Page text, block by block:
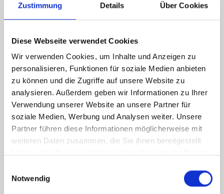
Zustimmung Details Über Cookies
Diese Webseite verwendet Cookies
Wir verwenden Cookies, um Inhalte und Anzeigen zu
personalisieren, Funktionen für soziale Medien anbieten
zu können und die Zugriffe auf unsere Website zu
analysieren. Außerdem geben wir Informationen zu Ihrer
Verwendung unserer Website an unsere Partner für
soziale Medien, Werbung und Analysen weiter. Unsere
Partner führen diese Informationen möglicherweise mit
weiteren Daten zusammen, die Sie ihnen bereitgestellt
Notwendig
Energieausweis (Verbrauchsausweis)
68 kWh / (m²*a)
Energieverbrauchskennwert
Weitere Informationen
Wesentlicher Energieträger
Gas